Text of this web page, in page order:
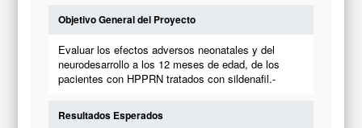
Objetivo General del Proyecto
Evaluar los efectos adversos neonatales y del
neurodesarrollo a los 12 meses de edad, de los
pacientes con HPPRN tratados con sildenafil.-
Resultados Esperados